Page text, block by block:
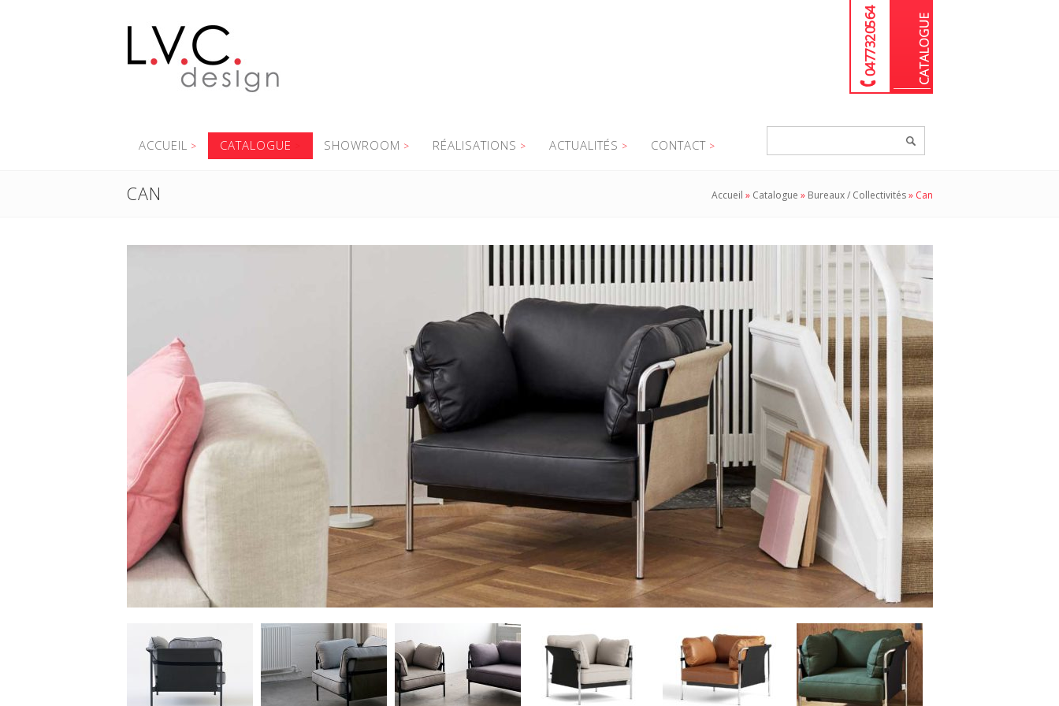
04 77 32 05 64
ACCUEIL CATALOGUE SHOWROOM RÉALISATIONS ACTUALITÉS CONTACT
CAN Accueil » Catalogue » Bureaux / Collectivités» Can